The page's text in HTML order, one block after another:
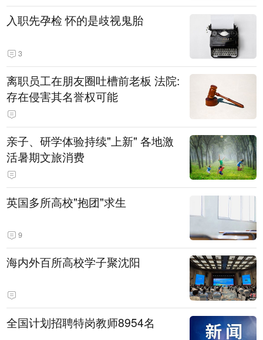
入职先孕检 怀的是歧视鬼胎
3
离职员工在朋友圈吐槽前老板 法院:
存在侵害其名誉权可能
亲子、研学体验持续"上新" 各地激
活暑期文旅消费
英国多所高校"抱团"求生
9
海内外百所高校学子聚沈阳
全国计划招聘特岗教师8954名